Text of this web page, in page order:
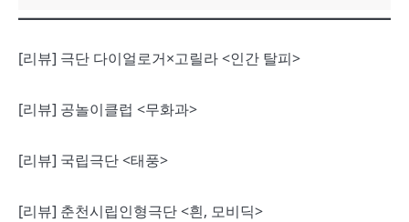
[리뷰] 극단 다이얼로거×고릴라 <인간 탈피>
[리뷰] 공놀이클럽 <무화과>
[리뷰] 국립극단 <태풍>
[리뷰] 춘천시립인형극단 <흰, 모비딕>